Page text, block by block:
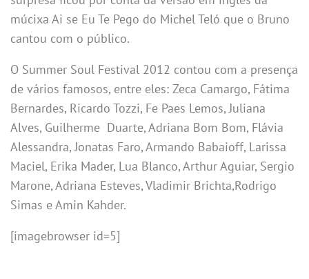
múcixa Ai se Eu Te Pego do Michel Teló que o Bruno
cantou com o público.
O Summer Soul Festival 2012 contou com a presença
de vários famosos, entre eles: Zeca Camargo, Fátima
Bernardes, Ricardo Tozzi, Fe Paes Lemos, Juliana
Alves, Guilherme Duarte, Adriana Bom Bom, Flávia
Alessandra, Jonatas Faro, Armando Babaioff, Larissa
Maciel, Erika Mader, Lua Blanco, Arthur Aguiar, Sergio
Marone, Adriana Esteves, Vladimir Brichta,Rodrigo
Simas e Amin Kahder.
[imagebrowser id=5]